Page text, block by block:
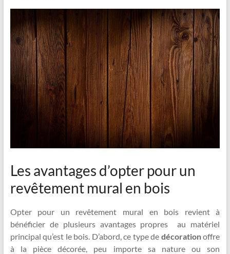
Les avantages d’opter pour un
revêtement mural en bois
Opter pour un revêtement mural en bois revient à
bénéficier de plusieurs avantages propres au matériel
principal qu’est le bois. D’abord, ce type de décorationoffre
à la pièce décorée, peu importe sa nature ou son